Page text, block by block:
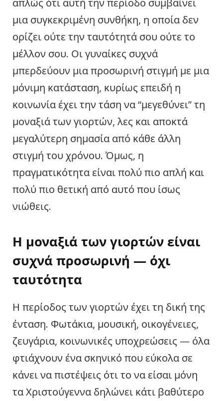
απλώς ότι αυτή την περίοδο συμβαίνει
μια συγκεκριμένη συνθήκη, η οποία δεν
ορίζει ούτε την ταυτότητά σου ούτε το
μέλλον σου. Οι γυναίκες συχνά
μπερδεύουν μια προσωρινή στιγμή με μια
μόνιμη κατάσταση, κυρίως επειδή η
κοινωνία έχει την τάση να “μεγεθύνει” τη
μοναξιά των γιορτών, λες και αποκτά
μεγαλύτερη σημασία από κάθε άλλη
στιγμή του χρόνου. Όμως, η
πραγματικότητα είναι πολύ πιο απλή και
πολύ πιο θετική από αυτό που ίσως
νιώθεις.
Η μοναξιά των γιορτών είναι
συχνά προσωρινή — όχι
ταυτότητα
Η περίοδος των γιορτών έχει τη δική της
ένταση. Φωτάκια, μουσική, οικογένειες,
ζευγάρια, κοινωνικές υποχρεώσεις — όλα
φτιάχνουν ένα σκηνικό που εύκολα σε
κάνει να πιστέψεις ότι το να είσαι μόνη
τα Χριστούγεννα δηλώνει κάτι βαθύτερο